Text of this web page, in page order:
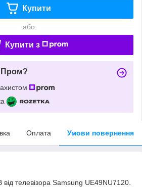
Купити
або
Купити з
Пром?
Оплата Умови повернення
телевізора Samsung UE49NU7120.